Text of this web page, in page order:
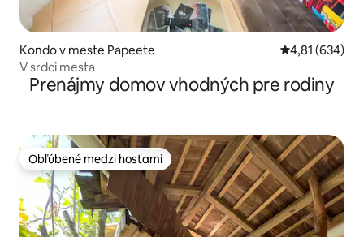
Kondo v meste Papeete Priemerné
4,81 (634)
V srdci mesta
Prenájmy domov vhodných pre rodiny
Obľúbené medzi hosťami
Obľúbené medzi hosťami